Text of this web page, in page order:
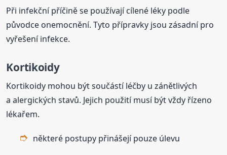
Při infekční příčině se používají cílené léky podle
původce onemocnění. Tyto přípravky jsou zásadní pro
vyřešení infekce.
Kortikoidy
Kortikoidy mohou být součástí léčby u zánětlivých
a alergických stavů. Jejich použití musí být vždy řízeno
lékařem.
některé postupy přinášejí pouze úlevu